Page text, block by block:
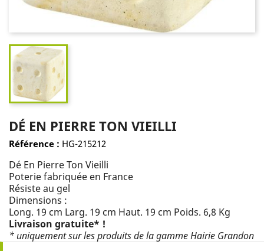
DÉ EN PIERRE TON VIEILLI
Référence : HG-215212
Dé En Pierre Ton Vieilli
Poterie fabriquée en France
Résiste au gel
Dimensions :
Long. 19 cm Larg. 19 cm Haut. 19 cm Poids. 6,8 Kg
Livraison gratuite* !
* uniquement sur les produits de la gamme Hairie Grandon